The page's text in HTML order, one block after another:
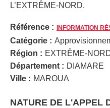
L’EXTRÊME-NORD.
Référence : INFORMATION
Catégorie :
Région : EXTRÊME-
Département : DIAMARE
Ville : MAROUA
NATURE DE L'APPEL